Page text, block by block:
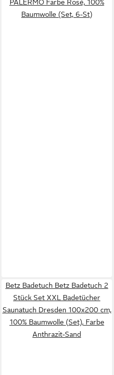
PALERMO Farbe Rosé, 100%
Baumwolle (Set, 6-St)
Betz Badetuch Betz Badetuch 2
Stück Set XXL Badetücher
Saunatuch Dresden 100x200 cm,
100% Baumwolle (Set), Farbe
Anthrazit-Sand